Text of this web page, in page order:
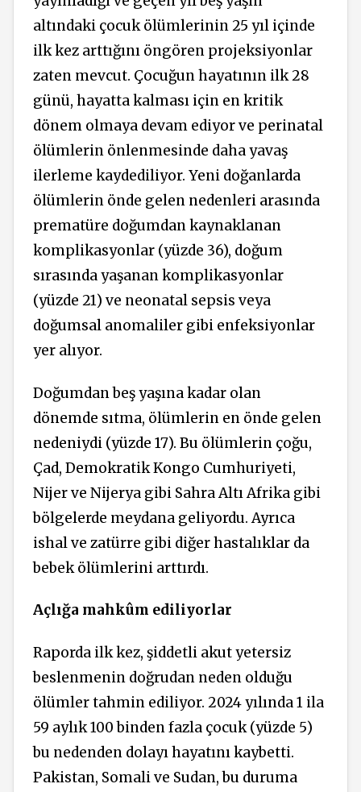
altındaki çocuk ölümlerinin 25 yıl içinde
ilk kez arttığını öngören projeksiyonlar
zaten mevcut. Çocuğun hayatının ilk 28
günü, hayatta kalması için en kritik
dönem olmaya devam ediyor ve perinatal
ölümlerin önlenmesinde daha yavaş
ilerleme kaydediliyor. Yeni doğanlarda
ölümlerin önde gelen nedenleri arasında
prematüre doğumdan kaynaklanan
komplikasyonlar (yüzde 36), doğum
sırasında yaşanan komplikasyonlar
(yüzde 21) ve neonatal sepsis veya
doğumsal anomaliler gibi enfeksiyonlar
yer alıyor.
Doğumdan beş yaşına kadar olan
dönemde sıtma, ölümlerin en önde gelen
nedeniydi (yüzde 17). Bu ölümlerin çoğu,
Çad, Demokratik Kongo Cumhuriyeti,
Nijer ve Nijerya gibi Sahra Altı Afrika gibi
bölgelerde meydana geliyordu. Ayrıca
ishal ve zatürre gibi diğer hastalıklar da
bebek ölümlerini arttırdı.
Açlığa mahkûm ediliyorlar
Raporda ilk kez, şiddetli akut yetersiz
beslenmenin doğrudan neden olduğu
ölümler tahmin ediliyor. 2024 yılında 1 ila
59 aylık 100 binden fazla çocuk (yüzde 5)
bu nedenden dolayı hayatını kaybetti.
Pakistan, Somali ve Sudan, bu duruma